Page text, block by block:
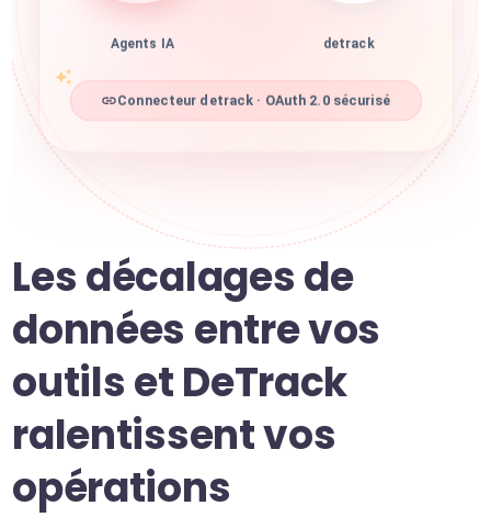
Agents IA detrack
Connecteur detrack · OAuth 2.0 sécurisé
Les décalages de
données entre vos
outils et DeTrack
ralentissent vos
opérations